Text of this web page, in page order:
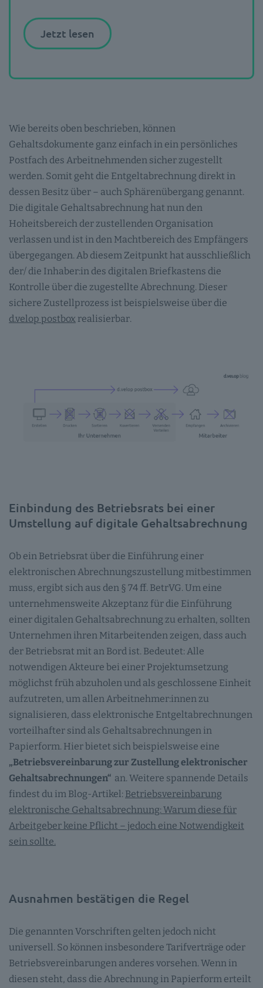
Jetzt lesen
Wie bereits oben beschrieben, können
Gehaltsdokumente ganz einfach in ein persönliches
Postfach des Arbeitnehmenden sicher zugestellt
werden. Somit geht die Entgeltabrechnung direkt in
dessen Besitz über – auch Sphärenübergang genannt.
Die digitale Gehaltsabrechnung hat nun den
Hoheitsbereich der zustellenden Organisation
verlassen und ist in den Machtbereich des Empfängers
übergegangen. Ab diesem Zeitpunkt hat ausschließlich
der/ die Inhaber:in des digitalen Briefkastens die
Kontrolle über die zugestellte Abrechnung. Dieser
sichere Zustellprozess ist beispielsweise über die
d.velop postbox realisierbar.
Einbindung des Betriebsrats bei einer
Umstellung auf digitale Gehaltsabrechnung
Ob ein Betriebsrat über die Einführung einer
elektronischen Abrechnungszustellung mitbestimmen
muss, ergibt sich aus den § 74 ff. BetrVG. Um eine
unternehmensweite Akzeptanz für die Einführung
einer digitalen Gehaltsabrechnung zu erhalten, sollten
Unternehmen ihren Mitarbeitenden zeigen, dass auch
der Betriebsrat mit an Bord ist. Bedeutet: Alle
notwendigen Akteure bei einer Projektumsetzung
möglichst früh abzuholen und als geschlossene Einheit
aufzutreten, um allen Arbeitnehmer:innen zu
signalisieren, dass elektronische Entgeltabrechnungen
vorteilhafter sind als Gehaltsabrechnungen in
Papierform. Hier bietet sich beispielsweise eine
„Betriebsvereinbarung zur Zustellung elektronischer
Gehaltsabrechnungen“ an. Weitere spannende Details
findest du im Blog-Artikel: Betriebsvereinbarung
elektronische Gehaltsabrechnung: Warum diese für
Arbeitgeber keine Pflicht – jedoch eine Notwendigkeit
sein sollte.
Ausnahmen bestätigen die Regel
Die genannten Vorschriften gelten jedoch nicht
universell. So können insbesondere Tarifverträge oder
Betriebsvereinbarungen anderes vorsehen. Wenn in
diesen steht, dass die Abrechnung in Papierform erteilt